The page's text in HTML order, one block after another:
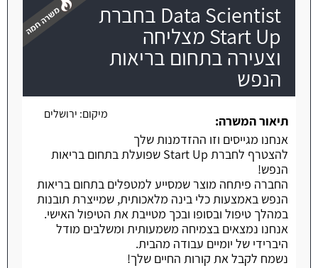
Data Scientist בחברת
Start Up מצליחה
וצעירה בתחום בריאות
הנפש
מיקום: ירושלים
תיאור המשרה:
אנחנו מגייסים וזו ההזדמנות שלך
להצטרף לחברת Start Up שפועלת בתחום בריאות
הנפש!
החברה פיתחה מוצר שמסייע למטפלים בתחום בריאות
הנפש באמצעות כלי בינה מלאכותית, שמייצרת תובנות
במהלך טיפול ובסופו ובכך מטייבת את הטיפול האישי.
אנחנו נמצאים בצמיחה משמעותית ומשלבים מודל
היברידי של יומיים עבודה מהבית.
נשמח לקבל את קורות החיים שלך!